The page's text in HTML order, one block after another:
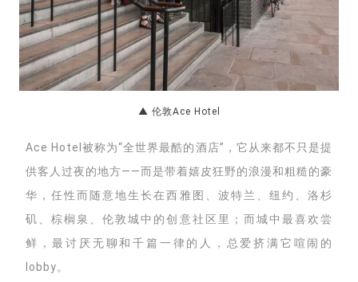
▲ 伦敦Ace Hotel
Ace Hotel被称为“全世界最酷的酒店”，它 从来都不只是提
供客人过夜的地方——而是带着嬉皮狂野的浪漫和粗糙的豪
华，任性而随意地生长在西雅图、波特兰、纽约、洛杉
矶、棕榈泉、伦敦城中的创意社区里；而城中最喜欢尝
鲜，最讨厌无聊和千篇一律的人，总爱挤满它喧闹的
lobby。